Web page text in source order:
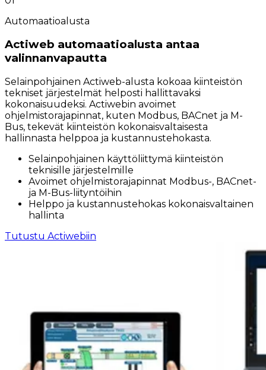
Automaatioalusta
Actiweb automaatioalusta antaa
valinnanvapautta
Selainpohjainen Actiweb-alusta kokoaa kiinteistön
tekniset järjestelmät helposti hallittavaksi
kokonaisuudeksi. Actiwebin avoimet
ohjelmistorajapinnat, kuten Modbus, BACnet ja M-
Bus, tekevät kiinteistön kokonaisvaltaisesta
hallinnasta helppoa ja kustannustehokasta.
Selainpohjainen käyttöliittymä kiinteistön
teknisille järjestelmille
Avoimet ohjelmistorajapinnat Modbus-, BACnet-
ja M-Bus-liityntöihin
Helppo ja kustannustehokas kokonaisvaltainen
hallinta
Tutustu Actiwebiin